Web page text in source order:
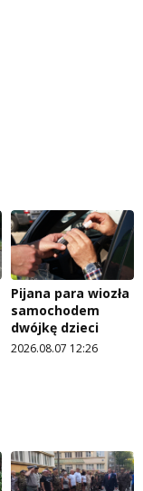
Pijana para wiozła
samochodem
dwójkę dzieci
2026.08.07 12:26